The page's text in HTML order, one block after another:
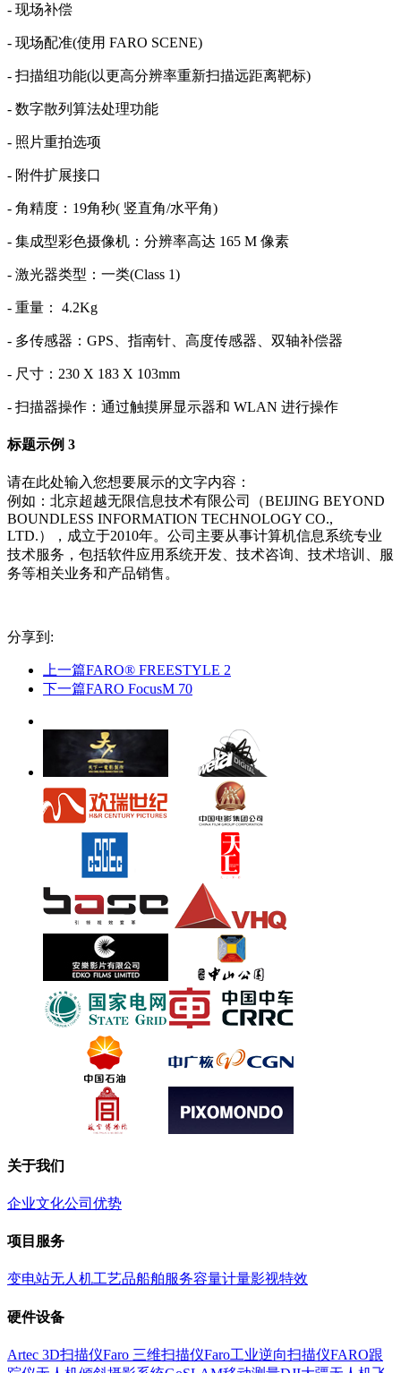
- 现场补偿
- 现场配准(使用 FARO SCENE)
- 扫描组功能(以更高分辨率重新扫描远距离靶标)
- 数字散列算法处理功能
- 照片重拍选项
- 附件扩展接口
- 角精度：19角秒( 竖直角/水平角)
- 集成型彩色摄像机：分辨率高达 165 M 像素
- 激光器类型：一类(Class 1)
- 重量： 4.2Kg
- 多传感器：GPS、指南针、高度传感器、双轴补偿器
- 尺寸：230 X 183 X 103mm
- 扫描器操作：通过触摸屏显示器和 WLAN 进行操作
标题示例 3
请在此处输入您想要展示的文字内容：
例如：北京超越无限信息技术有限公司（BEIJING BEYOND
BOUNDLESS INFORMATION TECHNOLOGY CO.,
LTD.），成立于2010年。公司主要从事计算机信息系统专业
技术服务，包括软件应用系统开发、技术咨询、技术培训、服
务等相关业务和产品销售。
分享到:
上一篇FARO® FREESTYLE 2
下一篇FARO FocusM 70
关于我们
企业文化公司优势
项目服务
变电站无人机工艺品船舶服务容量计量影视特效
硬件设备
Artec 3D扫描仪Faro 三维扫描仪Faro工业逆向扫描仪FARO跟